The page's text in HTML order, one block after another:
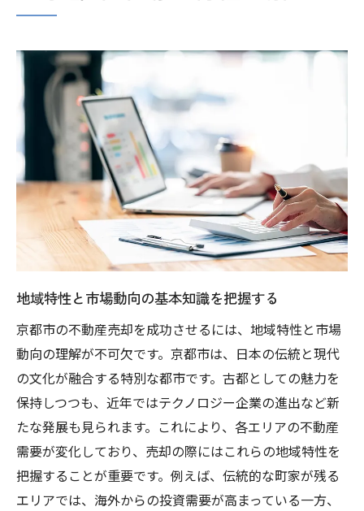
重要性
価値を高めるための効果的なリフォーム箇
所の選定
費用対効果を考慮したリフォーム計画の立
案
リフォームによる第一印象の向上とその効
果
プロに依頼するかDIYで行うかの判断基準
リフォームに関する法令遵守と許可申請の
必要性
リフォーム後の物件市場価値を事前に予測
する方法
市場調査を活用した京都市での最適な売却時期
の見極め方
不動産市場の季節的なサイクルを理解する
ライバル物件との競争を避ける売却タイミ
ング
地域特性と市場動向の基本知識を把握する
京都市の不動産売却を成功させるには、地域特性と市場
動向の理解が不可欠です。京都市は、日本の伝統と現代
の文化が融合する特別な都市です。古都としての魅力を
保持しつつも、近年ではテクノロジー企業の進出など新
たな発展も見られます。これにより、各エリアの不動産
需要が変化しており、売却の際にはこれらの地域特性を
把握することが重要です。例えば、伝統的な町家が残る
エリアでは、海外からの投資需要が高まっている一方、